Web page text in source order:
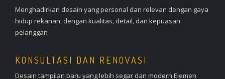
Menghadirkan desain yang personal dan relevan dengan gaya
hidup rekanan, dengan kualitas, detail, dan kepuasan
pelanggan
KONSULTASI DAN RENOVASI
Desain tampilan baru yang lebih segar dan modern Elemen